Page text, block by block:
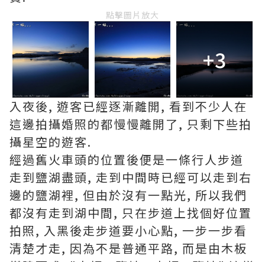
點擊圖片放大
+3
入夜後, 遊客已經逐漸離開, 看到不少人在
這邊拍攝婚照的都慢慢離開了, 只剩下些拍
攝星空的遊客.
經過舊火車頭的位置後便是一條行人步道
走到鹽湖盡頭, 走到中間時已經可以走到右
邊的鹽湖裡, 但由於沒有一點光, 所以我們
都沒有走到湖中間, 只在步道上找個好位置
拍照, 入黑後走步道要小心點, 一步一步看
清楚才走, 因為不是普通平路, 而是由木板